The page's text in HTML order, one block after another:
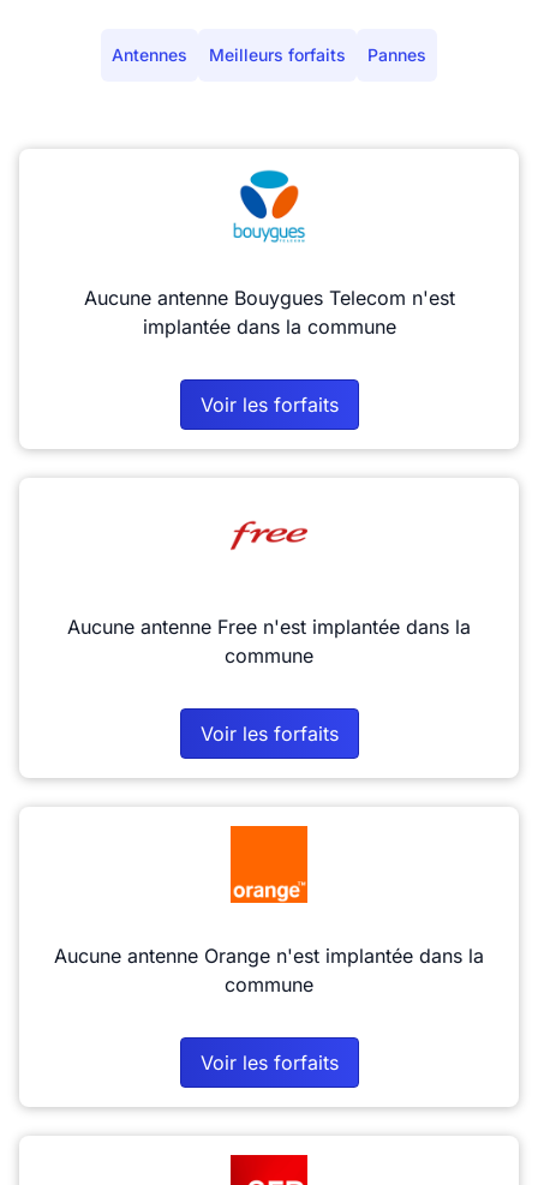
Antennes Meilleurs forfaits Pannes
Aucune antenne Bouygues Telecom n'est
implantée dans la commune
Voir les forfaits
Aucune antenne Free n'est implantée dans la
commune
Voir les forfaits
Aucune antenne Orange n'est implantée dans la
commune
Voir les forfaits